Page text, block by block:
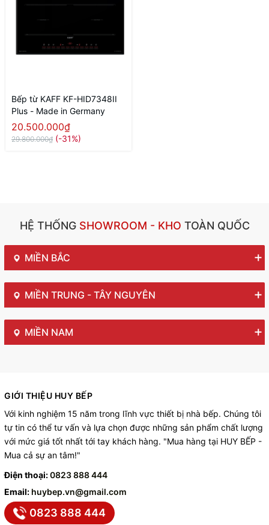
Bếp từ KAFF KF-HID7348II
Plus - Made in Germany
20.500.000₫
29.800.000₫ (-31%)
HỆ THỐNGSHOWROOM - KHO TOÀN QUỐC
MIỀN BẮC
MIỀN TRUNG - TÂY NGUYÊN
MIỀN NAM
GIỚI THIỆU HUY BẾP
Với kinh nghiệm 15 năm trong lĩnh vực thiết bị nhà bếp. Chúng tôi
tự tin có thể tư vấn và lựa chọn được những sản phẩm chất lượng
với mức giá tốt nhất tới tay khách hàng. "Mua hàng tại HUY BẾP -
Mua cả sự an tâm!"
Điện thoại:0823 888 444
Email: huybep.vn@gmail.com
0823 888 444